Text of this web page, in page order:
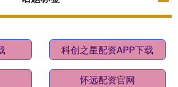
科创之星配资APP下载
怀远配资官网